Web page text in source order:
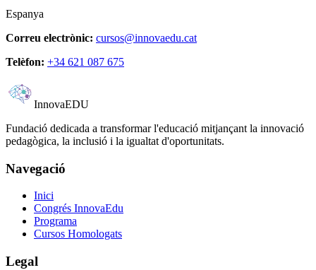
Espanya
Correu electrònic: cursos@innovaedu.cat
Telèfon: +34 621 087 675
InnovaEDU
Fundació dedicada a transformar l'educació mitjançant la innovació
pedagògica, la inclusió i la igualtat d'oportunitats.
Navegació
Inici
Congrés InnovaEdu
Programa
Cursos Homologats
Legal